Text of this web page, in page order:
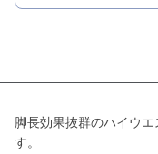
脚長効果抜群のハイウ
す。